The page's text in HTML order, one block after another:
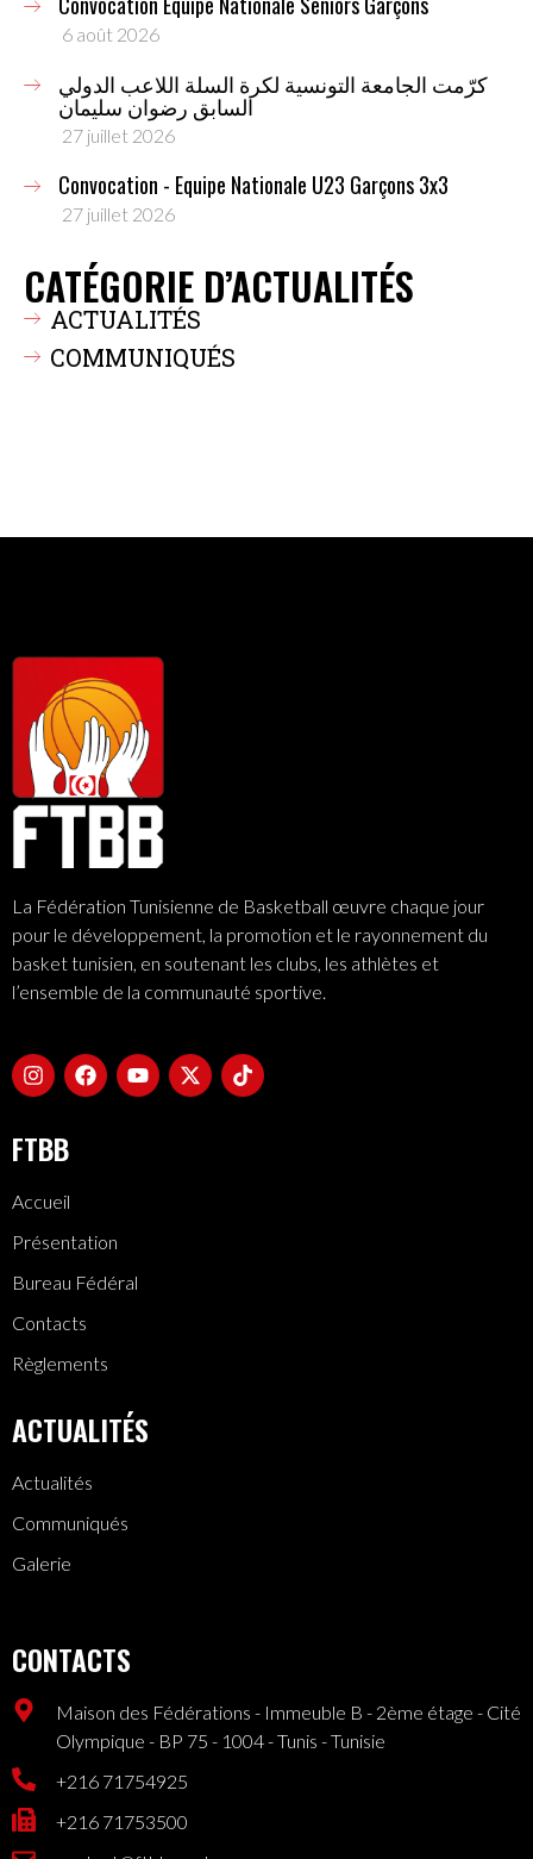
6 août 2026
كرّمت الجامعة التونسية لكرة السلة اللاعب الدولي
السابق رضوان سليمان
27 juillet 2026
Convocation - Equipe Nationale U23 Garçons 3x3
27 juillet 2026
CATÉGORIE D’ACTUALITÉS
ACTUALITÉS
COMMUNIQUÉS
La Fédération Tunisienne de Basketball œuvre chaque jour
pour le développement, la promotion et le rayonnement du
basket tunisien, en soutenant les clubs, les athlètes et
l’ensemble de la communauté sportive.
FTBB
Accueil
Présentation
Bureau Fédéral
Contacts
Règlements
ACTUALITÉS
Actualités
Communiqués
Galerie
CONTACTS
Maison des Fédérations - Immeuble B - 2ème étage - Cité
Olympique - BP 75 - 1004 - Tunis - Tunisie
+216 71754925
+216 71753500